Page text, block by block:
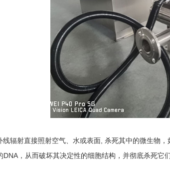
线辐射直接照射空气、水或表面, 杀死其中的微生物
，从而破坏其决定性的细胞结构，并彻底杀死它们